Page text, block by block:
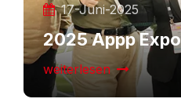
2025 Appp Expo
17-Juni-2025
weiterlesen